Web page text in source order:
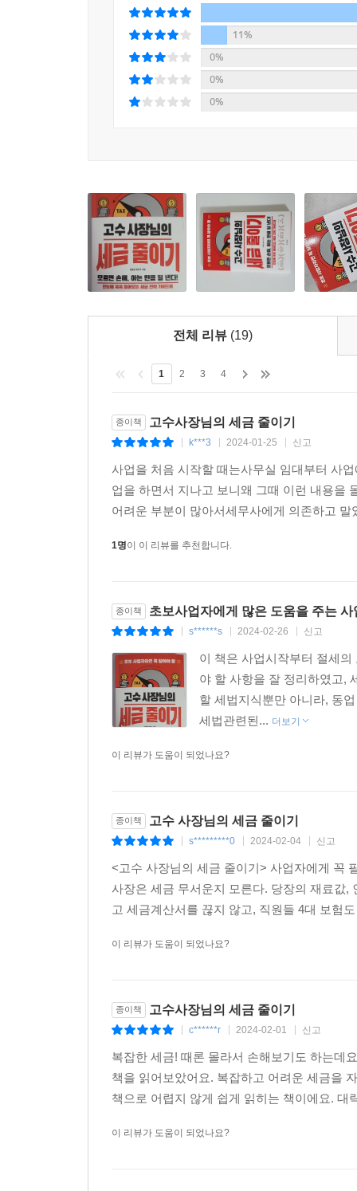
법인세와 소득세는 누진세 구조이다. 순이익이
하다. 반대로 순이익이 많다면 개인기업은 45%
--- p.178
세금을 얼마나 납부하는지에 따라서 납부세액에
부할 때마다 1점씩 포인트가 모이게 된다. 또 국
--- p.191
11%
0%
0%
0%
전체 리뷰 (19)
1 2 3 4
종이책 고수사장님의 세금 줄이기
k***3 2024-01-25 신고
사업을 처음 시작할 때는사무실 임대부터 사
업을 하면서 지나고 보니왜 그때 이런 내용을
어려운 부분이 많아서세무사에게 의존하고
1명이 이 리뷰를 추천합니다.
종이책 초보사업자에게 많은 도움을 주는
s******s 2024-02-26 신고
이 책은 사업시작부터 절세
야 할 사항을 잘 정리하였고,
할 세법지식뿐만 아니라, 동
세법관련된... 더보기
이 리뷰가 도움이 되었나요?
종이책 고수 사장님의 세금 줄이기
s*********0 2024-02-04 신고
<고수 사장님의 세금 줄이기> 사업자에게 꼭
사장은 세금 무서운지 모른다. 당장의 재료값,
고 세금계산서를 끊지 않고, 직원들 4대 보험
이 리뷰가 도움이 되었나요?
종이책 고수사장님의 세금 줄이기
c******r 2024-02-01 신고
복잡한 세금! 때론 몰라서 손해보기도 하는데
책을 읽어보았어요. 복잡하고 어려운 세금을
책으로 어렵지 않게 쉽게 읽히는 책이에요.
이 리뷰가 도움이 되었나요?